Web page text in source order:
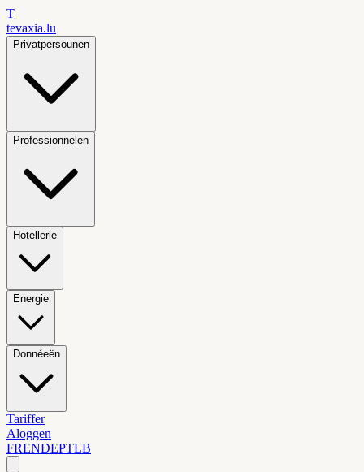
T
tevaxia.lu
Privatpersounen
Professionnelen
Hotellerie
Energie
Donnéeën
Tariffer
Aloggen
FRENDEPTLB